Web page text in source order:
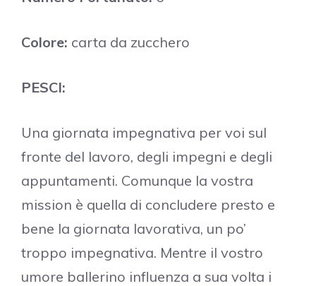
Colore: carta da zucchero
PESCI:
Una giornata impegnativa per voi sul
fronte del lavoro, degli impegni e degli
appuntamenti. Comunque la vostra
mission è quella di concludere presto e
bene la giornata lavorativa, un po’
troppo impegnativa. Mentre il vostro
umore ballerino influenza a sua volta i